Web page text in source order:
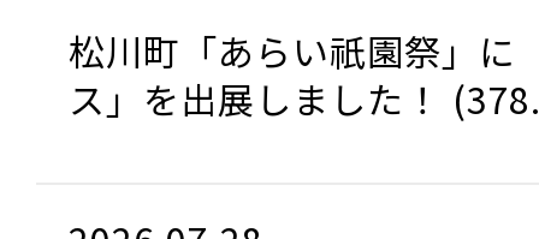
松川町「あらい祇園祭」に
ス」を出展しました！